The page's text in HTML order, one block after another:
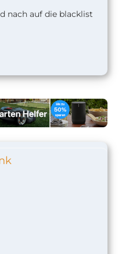
nach auf die blacklist